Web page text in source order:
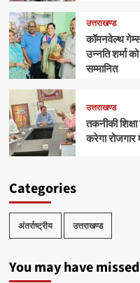
उत्तराखण्ड
कॉमनवेल्थ
उन्नति शर्मा
सम्मानित
उत्तराखण्ड
तकनीकी
करेगा
Categories
अंतर्राष्ट्रीय उत्तराखण्ड
You may have missed